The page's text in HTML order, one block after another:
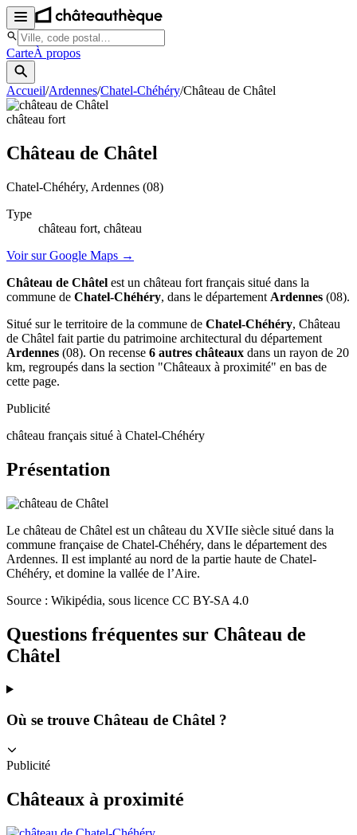
CarteÀ propos
Accueil/Ardennes/Chatel-Chéhéry/Château de Châtel
château fort
Château de Châtel
Chatel-Chéhéry, Ardennes (08)
Type
château fort, château
Voir sur Google Maps →
Château de Châtel est un château fort français situé dans la
commune de Chatel-Chéhéry, dans le département Ardennes (08).
Situé sur le territoire de la commune de Chatel-Chéhéry, Château
de Châtel fait partie du patrimoine architectural du département
Ardennes (08). On recense 6 autres châteaux dans un rayon de 20
km, regroupés dans la section "Châteaux à proximité" en bas de
cette page.
Publicité
château français situé à Chatel-Chéhéry
Présentation
Le château de Châtel est un château du XVIIe siècle situé dans la
commune française de Chatel-Chéhéry, dans le département des
Ardennes. Il est implanté au nord de la partie haute de Chatel-
Chéhéry, et domine la vallée de l’Aire.
Source : Wikipédia, sous licence CC BY-SA 4.0
Questions fréquentes sur Château de
Châtel
Où se trouve Château de Châtel ?
Publicité
Châteaux à proximité